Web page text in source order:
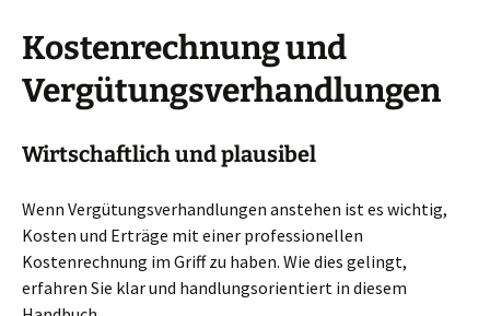
Kostenrechnung und
Vergütungsverhandlungen
Wirtschaftlich und plausibel
Wenn Vergütungsverhandlungen anstehen ist es wichtig,
Kosten und Erträge mit einer professionellen
Kostenrechnung im Griff zu haben. Wie dies gelingt,
erfahren Sie klar und handlungsorientiert in diesem